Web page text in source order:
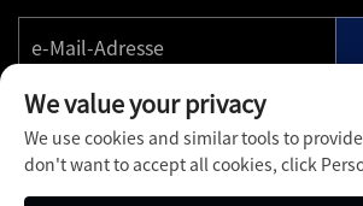
We value your privacy
We use cookies and similar tools to
don't want to accept all cookies, click